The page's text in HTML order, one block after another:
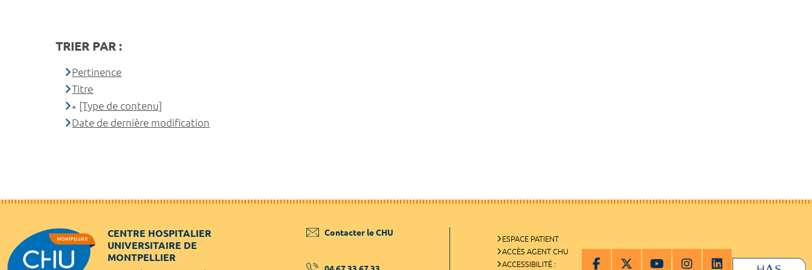
TRIER PAR :
Pertinence
Titre
[Type de contenu]
Date de dernière modification
CENTRE HOSPITALIER
UNIVERSITAIRE DE
MONTPELLIER
Contacter le CHU
ESPACE PATIENT
ACCÈS AGENT CHU
ACCESSIBILITÉ :